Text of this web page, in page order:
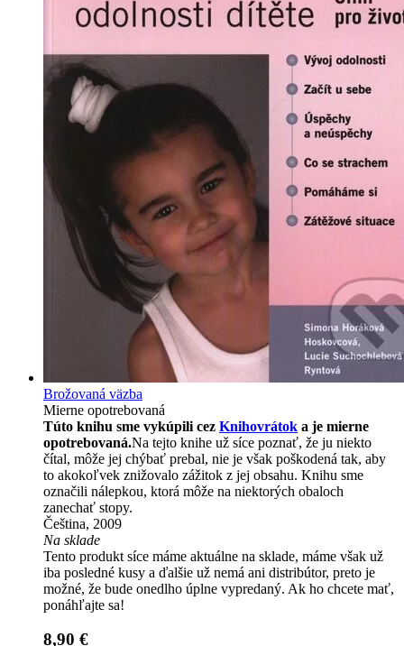
Brožovaná väzba
Mierne opotrebovaná
Túto knihu sme vykúpili cez Knihovrátok a je mierne
opotrebovaná.Na tejto knihe už síce poznať, že ju niekto
čítal, môže jej chýbať prebal, nie je však poškodená tak, aby
to akokoľvek znižovalo zážitok z jej obsahu. Knihu sme
označili nálepkou, ktorá môže na niektorých obaloch
zanechať stopy.
Čeština, 2009
Na sklade
Tento produkt síce máme aktuálne na sklade, máme však už
iba posledné kusy a ďalšie už nemá ani distribútor, preto je
možné, že bude onedlho úplne vypredaný. Ak ho chcete mať,
ponáhľajte sa!
8,90 €